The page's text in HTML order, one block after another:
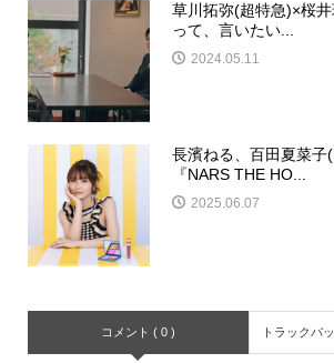
草川拓弥(超特急)×桜
って、言いたい...
2024.05.11
長濱ねる、百田夏菜
『NARS THE HO...
2025.06.07
コメント ( 0 ) トラックバ